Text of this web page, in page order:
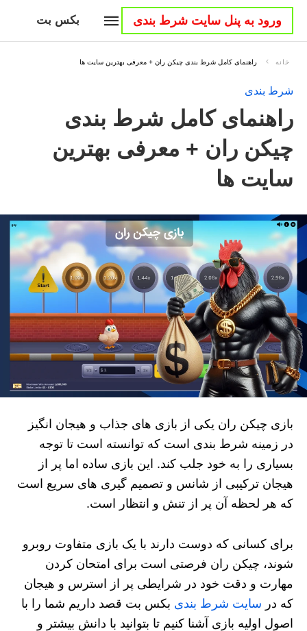
بکس بت ورود به پنل سایت شرط بندی
خانه راهنمای کامل شرط بندی چیکن ران + معرفی بهترین سایت ها
شرط بندی
راهنمای کامل شرط بندی
چیکن ران + معرفی بهترین
سایت ها
بازی چیکن ران یکی از بازی های جذاب و هیجان انگیز
در زمینه شرط بندی است که توانسته است تا توجه
بسیاری را به خود جلب کند. این بازی ساده اما پر از
هیجان ترکیبی از شانس و تصمیم گیری های سریع است
که هر لحظه آن پر از تنش و انتظار است.
برای کسانی که دوست دارند با یک بازی متفاوت روبرو
شوند، چیکن ران فرصتی است برای امتحان کردن
مهارت و دقت خود در شرایطی پر از استرس و هیجان
که در سایت شرط بندی بکس بت قصد داریم شما را با
اصول اولیه بازی آشنا کنیم تا بتوانید با دانش بیشتر و